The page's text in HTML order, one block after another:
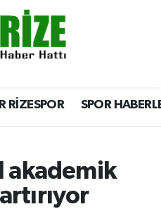
RİZESPOR SPOR
akademik
Haritası
ve Fikstür